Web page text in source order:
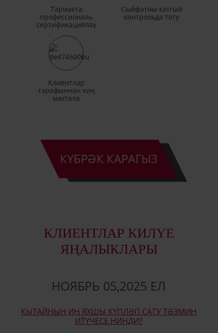
Тармакта
профессиональ
сертификацияләү
Сыйфатны катгый
контрольдә тоту
Клиентлар
тарафыннан киң
мактала
КҮБРӘК КАРАГЫЗ
КЛИЕНТЛАР КИЛҮЕ
ЯҢАЛЫКЛАРЫ
НОЯБРЬ 05,2025 ЕЛ
КЫТАЙНЫҢ ИҢ ЯХШЫ КҮПЛӘП САТУ ТӘЭМИН
ИТҮЧЕСЕ НИНДИ?